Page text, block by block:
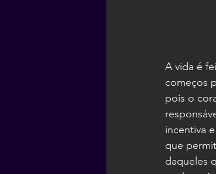
A vida é
começos
pois o
incentiva
que
daqueles